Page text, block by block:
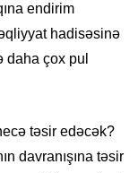
endirim
hadisəsinə
daha çox pul
təsir edəcək?
davranışına təsir